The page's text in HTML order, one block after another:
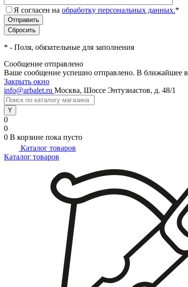
Я согласен на обработку персональных данных.*
* - Поля, обязательные для заполнения
Сообщение отправлено
Ваше сообщение успешно отправлено. В ближайшее
Закрыть окно
info@arbalet.ru Москва, Шоссе Энтузиастов, д. 48/1
0
0
0 В корзине пока пусто
Каталог товаров
Каталог товаров